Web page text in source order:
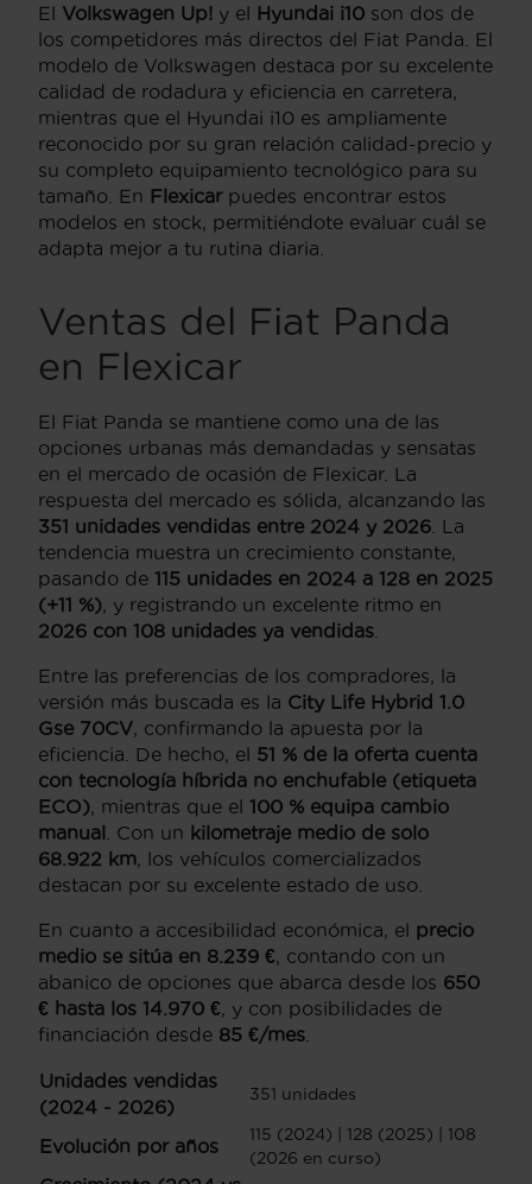
El Volkswagen Up! y el Hyundai i10 son dos de
los competidores más directos del Fiat Panda. El
modelo de Volkswagen destaca por su excelente
calidad de rodadura y eficiencia en carretera,
mientras que el Hyundai i10 es ampliamente
reconocido por su gran relación calidad-precio y
su completo equipamiento tecnológico para su
tamaño. En Flexicarpuedes encontrar estos
modelos en stock, permitiéndote evaluar cuál se
adapta mejor a tu rutina diaria.
Ventas del Fiat Panda
en Flexicar
El Fiat Panda se mantiene como una de las
opciones urbanas más demandadas y sensatas
en el mercado de ocasión de Flexicar. La
respuesta del mercado es sólida, alcanzando las
351 unidades vendidas entre 2024 y 2026 . La
tendencia muestra un crecimiento constante,
pasando de 115 unidades en 2024 a 128 en 2025
(+11 %) , y registrando un excelente ritmo en
2026 con 108 unidades ya vendidas
Entre las preferencias de los compradores, la
versión más buscada es la City Life Hybrid 1.0
Gse 70CV , confirmando la apuesta por la
eficiencia. De hecho, el 51 % de la oferta cuenta
con tecnología híbrida no enchufable (etiqueta
ECO) , mientras que el 100 % equipa cambio
manual . Con un kilometraje medio de solo
68.922 km , los vehículos comercializados
destacan por su excelente estado de uso.
En cuanto a accesibilidad económica, el precio
medio se sitúa en 8.239 € , contando con un
abanico de opciones que abarca desde los 650
€ hasta los 14.970 € , y con posibilidades de
financiación desde 85 €/mes
Unidades vendidas
(2024 - 2026)
351 unidades
Evolución por años
115 (2024) | 128 (2025) | 108
(2026 en curso)